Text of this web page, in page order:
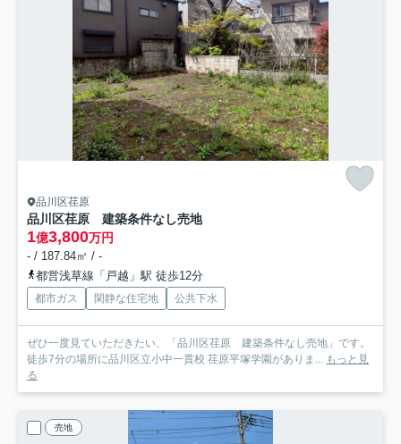
品川区荏原
品川区荏原 建築条件なし売地
1億3,800万円
- / 187.84㎡ / -
都営浅草線「戸越」駅 徒歩12分
都市ガス 閑静な住宅地 公共下水
ぜひ一度見ていただきたい、「品川区荏原 建築条件なし売地」です。
徒歩7分の場所に品川区立小中一貫校 荏原平塚学園がありま... もっと見
る
売地